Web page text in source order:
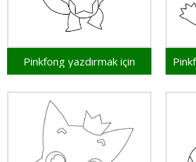
Pinkfong yazdırmak için